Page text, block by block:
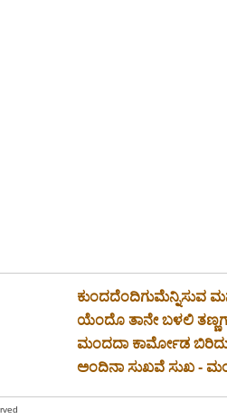
ಕುಂದದೆಂದಿಗುಮೆನ್ನಿಸುವ
ಯೆಂದೊ ತಾನೇ ಬಳಲಿ
ಮಂದದಾ ಕಾರ್ಮೋಡ
ಅಂದಿನಾ ಸುಖವೆ ಸುಖ -